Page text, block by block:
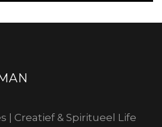
| Creatief & Spiritueel Life